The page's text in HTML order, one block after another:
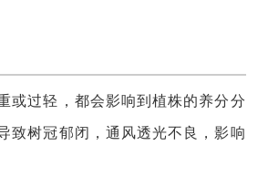
过轻，都会影响到植株的养分分
致树冠郁闭，通风透光不良，影响